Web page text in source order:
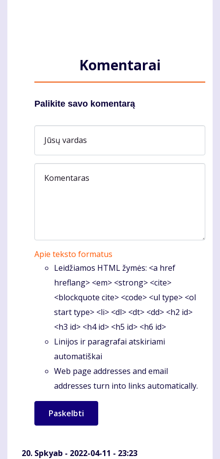
Komentarai
Palikite savo komentarą
Jūsų vardas
Komentaras
Apie teksto formatus
Leidžiamos HTML žymės: <a href
hreflang> <em> <strong> <cite>
<blockquote cite> <code> <ul type> <ol
start type> <li> <dl> <dt> <dd> <h2 id>
<h3 id> <h4 id> <h5 id> <h6 id>
Linijos ir paragrafai atskiriami
automatiškai
Web page addresses and email
addresses turn into links automatically.
Spkyab - 2022-04-11 - 23:23